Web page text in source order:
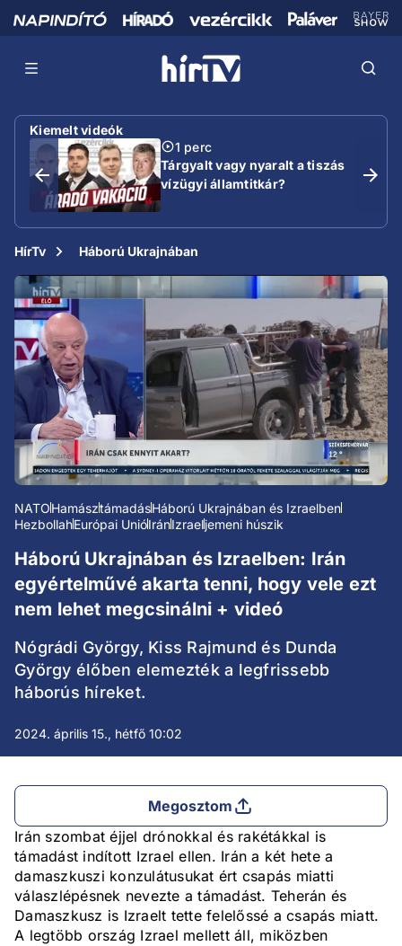
Kiemelt videók
1 perc
Tárgyalt vagy nyaralt a tiszás
vízügyi államtitkár?
HírTv Háború Ukrajnában
NATOHamásztámadásHáború Ukrajnában és Izraelben
HezbollahEurópai UnióIránIzraeljemeni húszik
Háború Ukrajnában és Izraelben: Irán
egyértelművé akarta tenni, hogy vele ezt
nem lehet megcsinálni + videó
Nógrádi György, Kiss Rajmund és Dunda
György élőben elemezték a legfrissebb
háborús híreket.
2024. április 15., hétfő 10:02
Megosztom
Irán szombat éjjel drónokkal és rakétákkal is
támadást indított Izrael ellen. Irán a két hete a
damaszkuszi konzulátusukat ért csapás miatti
válaszlépésnek nevezte a támadást. Teherán és
Damaszkusz is Izraelt tette felelőssé a csapás miatt.
A legtöbb ország Izrael mellett áll, miközben